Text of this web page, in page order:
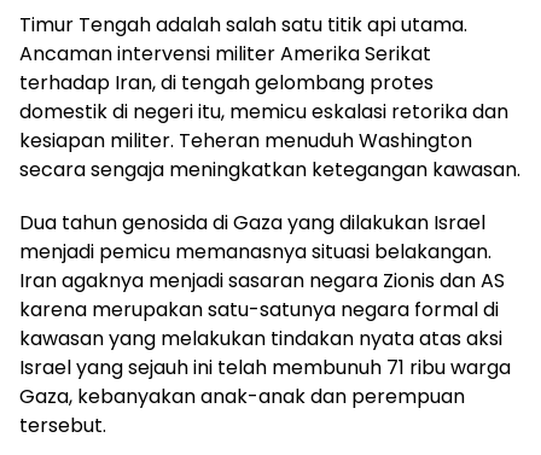
Timur Tengah adalah salah satu titik api utama.
Ancaman intervensi militer Amerika Serikat
terhadap Iran, di tengah gelombang protes
domestik di negeri itu, memicu eskalasi retorika dan
kesiapan militer. Teheran menuduh Washington
secara sengaja meningkatkan ketegangan kawasan.
Dua tahun genosida di Gaza yang dilakukan Israel
menjadi pemicu memanasnya situasi belakangan.
Iran agaknya menjadi sasaran negara Zionis dan AS
karena merupakan satu-satunya negara formal di
kawasan yang melakukan tindakan nyata atas aksi
Israel yang sejauh ini telah membunuh 71 ribu warga
Gaza, kebanyakan anak-anak dan perempuan
tersebut.